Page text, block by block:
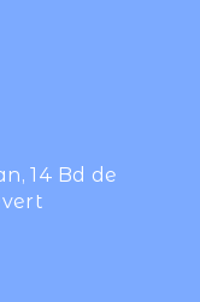
14 Bd de